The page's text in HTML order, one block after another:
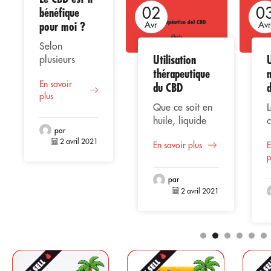
02
Avr
bénéfique
pour moi ?
Selon
plusieurs
consommation
de CBD ou
représente
une
les propriétés
En savoir
plus
par
2 avril 2021
02
Avr
Utilisation
thérapeutique
du CBD
Que ce soit en
huile, liquide
extrait ou
(Cannabidiol)
se positionne
commercialisés
pour le marché
pharmaceutique
En savoir plus
par
2 avril 2021
Avr